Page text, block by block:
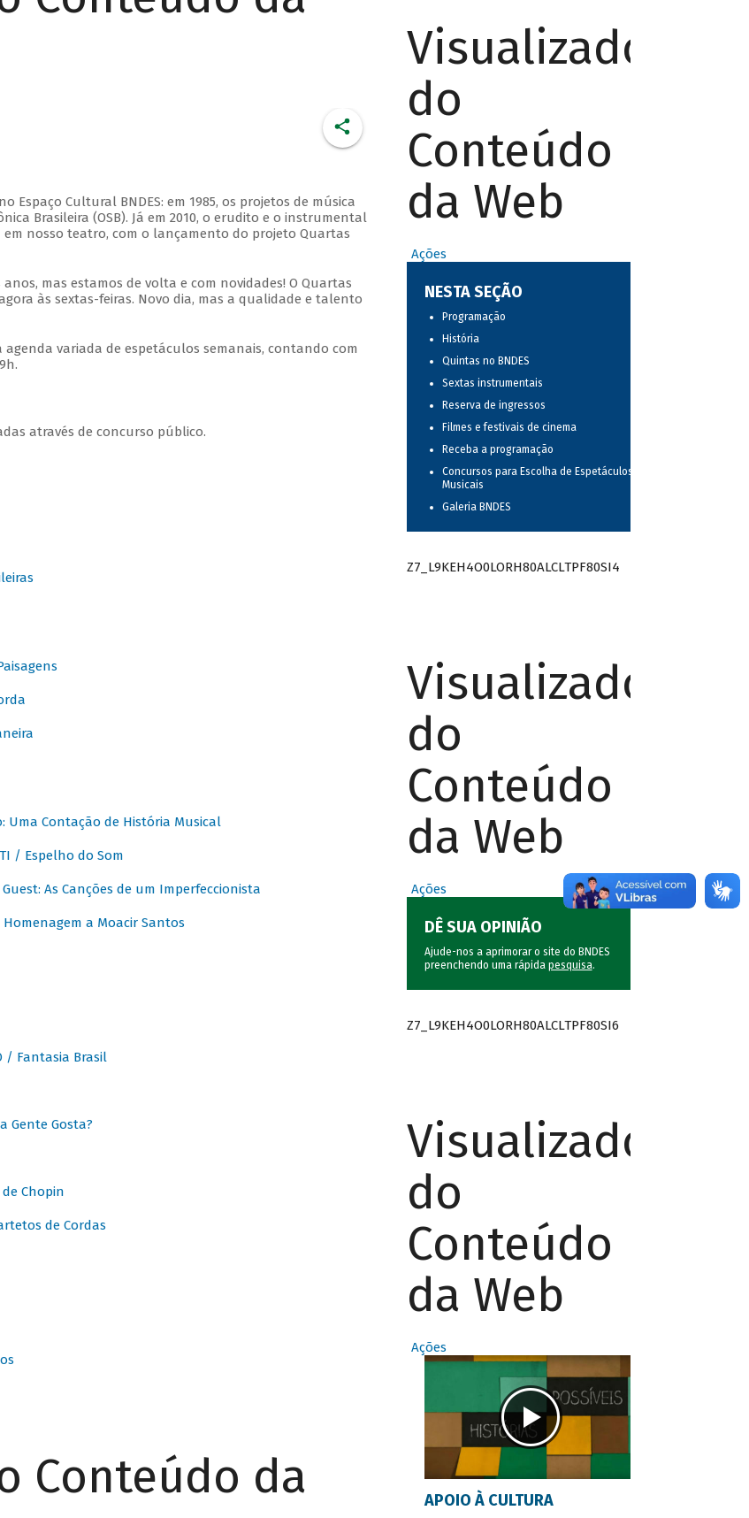
Cultural BNDES: em 1985, os projetos de música
Brasileira (OSB). Já em 2010, o erudito e o instrumental
nosso teatro, com o lançamento do projeto Quartas
mas estamos de volta e com novidades! O Quartas
às sextas-feiras. Novo dia, mas a qualidade e talento
variada de espetáculos semanais, contando com
através de concurso público.
Uma Contação de História Musical
/ Espelho do Som
Guest: As Canções de um Imperfeccionista
- Homenagem a Moacir Santos
/ Fantasia Brasil
Gente Gosta?
de Chopin
de Cordas
Conteúdo da
Visualizador
do
Conteúdo
da Web
Ações
NESTA SEÇÃO
Programação
História
Quintas no BNDES
Sextas instrumentais
Reserva de ingressos
Filmes e festivais de cinema
Receba a programação
Concursos para Escolha de Espetáculos
Musicais
Galeria BNDES
Z7_L9KEH4O0LORH80ALCLTPF80SI4
Visualizador
do
Conteúdo
da Web
Ações
DÊ SUA OPINIÃO
Ajude-nos a aprimorar o site do BNDES
preenchendo uma rápida pesquisa.
Z7_L9KEH4O0LORH80ALCLTPF80SI6
Visualizador
do
Conteúdo
da Web
Ações
APOIO À CULTURA